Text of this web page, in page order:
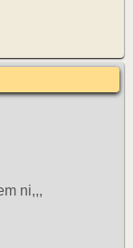
ni,,,